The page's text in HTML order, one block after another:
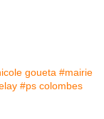
goueta #mairie
#ps colombes